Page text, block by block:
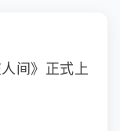
间》正式上